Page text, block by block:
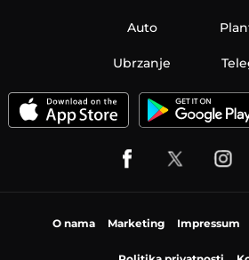
Auto
Ubrzanje
O nama Marketing Impressum